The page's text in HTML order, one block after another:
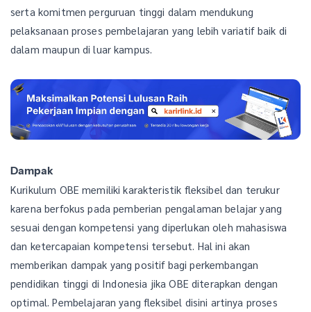
serta komitmen perguruan tinggi dalam mendukung
pelaksanaan proses pembelajaran yang lebih variatif baik di
dalam maupun di luar kampus.
Dampak
Kurikulum OBE memiliki karakteristik fleksibel dan terukur
karena berfokus pada pemberian pengalaman belajar yang
sesuai dengan kompetensi yang diperlukan oleh mahasiswa
dan ketercapaian kompetensi tersebut. Hal ini akan
memberikan dampak yang positif bagi perkembangan
pendidikan tinggi di Indonesia jika OBE diterapkan dengan
optimal. Pembelajaran yang fleksibel disini artinya proses